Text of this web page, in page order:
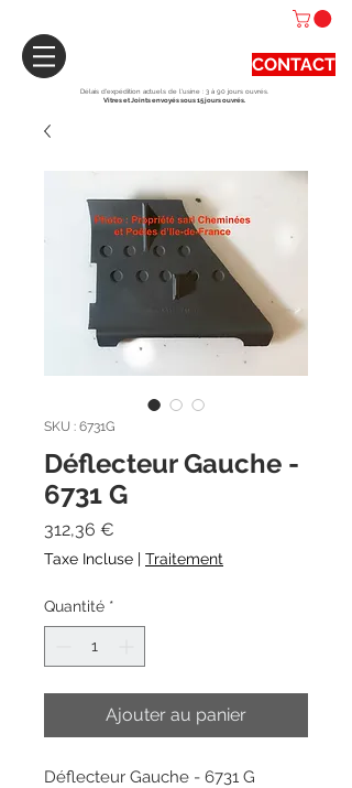
CONTACT
Délais d'expédition actuels de l'usine : 3 à 90 jours ouvrés.
Vitres et Joints envoyés sous 15 jours ouvrés.
SKU : 6731G
Déflecteur Gauche -
6731 G
312,36 €
Taxe Incluse | Traitement
Quantité *
Ajouter au panier
Déflecteur Gauche - 6731 G